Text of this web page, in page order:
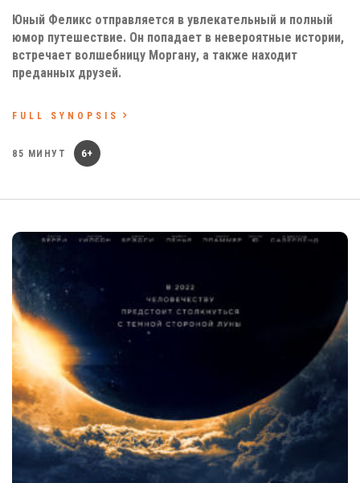
Юный Феликс отправляется в увлекательный и полный
юмор путешествие. Он попадает в невероятные истории,
встречает волшебницу Моргану, а также находит
преданных друзей.
FULL SYNOPSIS
85 МИНУТ 6+